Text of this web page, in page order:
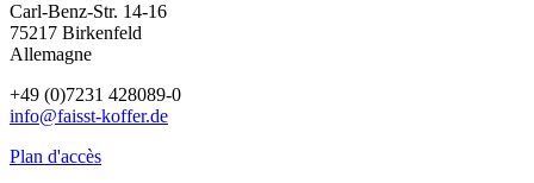
Carl-Benz-Str. 14-16
75217 Birkenfeld
Allemagne
+49 (0)7231 428089-0
info@faisst-koffer.de
Plan d'accès